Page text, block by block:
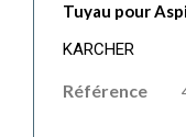
Tuyau pour
KARCHER
Référence